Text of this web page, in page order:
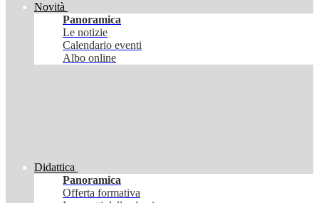
Novità
Panoramica
Le notizie
Calendario eventi
Albo online
Didattica
Panoramica
Offerta formativa